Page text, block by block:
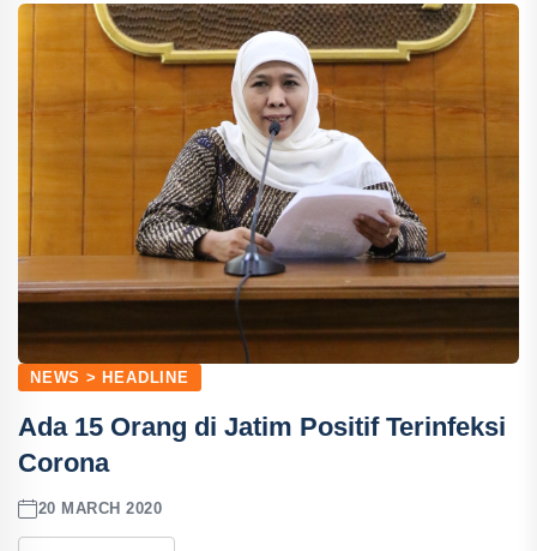
NEWS > HEADLINE
Ada 15 Orang di Jatim Positif Terinfeksi
Corona
20 MARCH 2020